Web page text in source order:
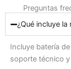
Preguntas
¿Qué incluye
Incluye batería
soporte técnico